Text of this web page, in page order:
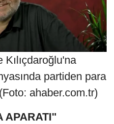
Kılıçdaroğlu'na
partiden para
ahaber.com.tr)
APARATI"